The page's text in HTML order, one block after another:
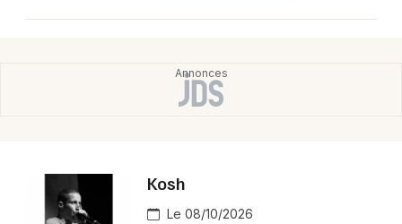
Spectacles dans la Drôme
Spectacles en Auvergne-Rhône-Alpes
Kosh
Le 08/10/2026